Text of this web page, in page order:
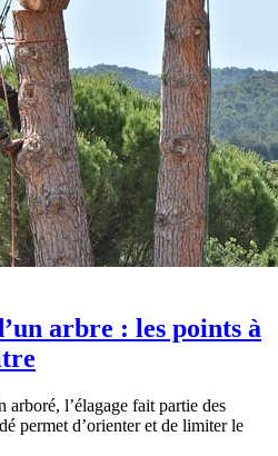
arbre : les points à
arboré, l’élagage fait partie des
permet d’orienter et de limiter le